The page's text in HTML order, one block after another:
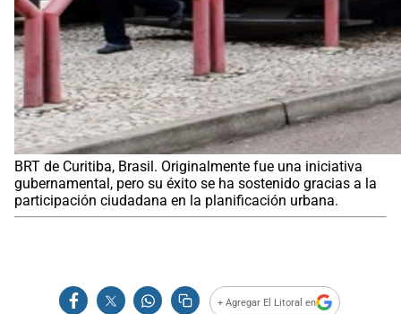
BRT de Curitiba, Brasil. Originalmente fue una iniciativa
gubernamental, pero su éxito se ha sostenido gracias a la
participación ciudadana en la planificación urbana.
+ Agregar El Litoral en